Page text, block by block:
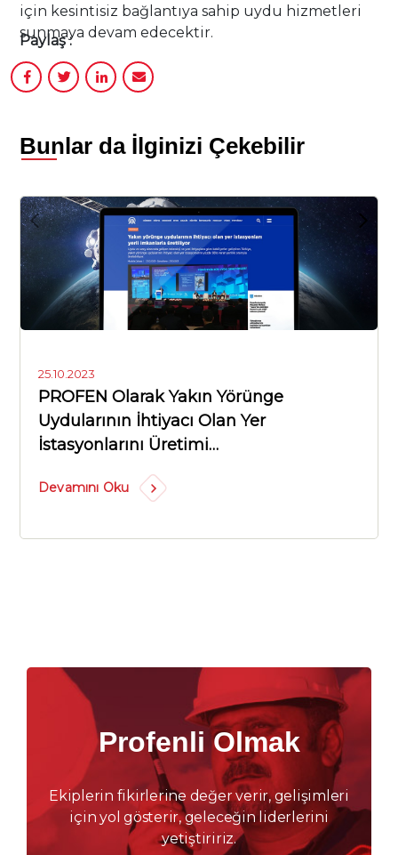
için kesintisiz bağlantıya sahip uydu hizmetleri
sunmaya devam edecektir.
Paylaş :
Bunlar da İlginizi Çekebilir
25.10.2023
PROFEN Olarak Yakın Yörünge
Uydularının İhtiyacı Olan Yer
İstasyonlarını Üretimi…
Devamını Oku
Profenli Olmak
Ekiplerin fikirlerine değer verir, gelişimleri
için yol gösterir, geleceğin liderlerini
yetiştiririz.